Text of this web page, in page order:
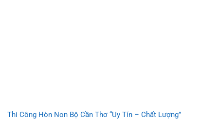
Thi Công Hòn Non Bộ Cần Thơ “Uy Tín – Chất Lượng”